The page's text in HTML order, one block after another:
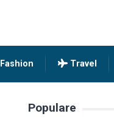
Travel
Populare